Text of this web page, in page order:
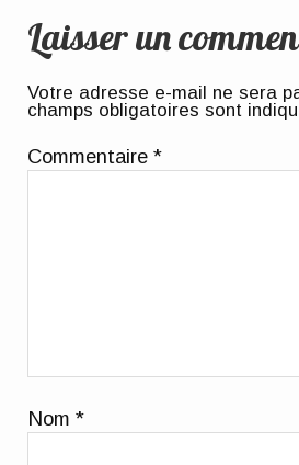
Laisser un
Votre adresse e-mail ne sera
champs obligatoires sont
Commentaire*
Nom*